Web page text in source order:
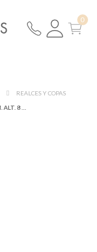
REALCES Y COPAS